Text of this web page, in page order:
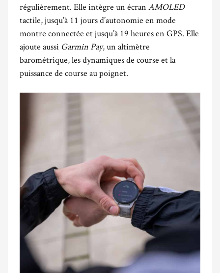
régulièrement. Elle intègre un écran AMOLED
tactile, jusqu’à 11 jours d’autonomie en mode
montre connectée et jusqu’à 19 heures en GPS. Elle
ajoute aussi Garmin Pay, un altimètre
barométrique, les dynamiques de course et la
puissance de course au poignet.